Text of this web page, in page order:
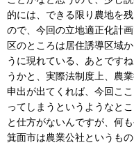
的には、できる限り農地を
ので、今回の立地適正化計
区のところは居住誘導区域
うに現れている、あとです
うかと、実際法制度上、農
申出が出てくれば、今回こ
ってしまうというようなと
と仕方がないんですが、何
箕面市は農業公社というも